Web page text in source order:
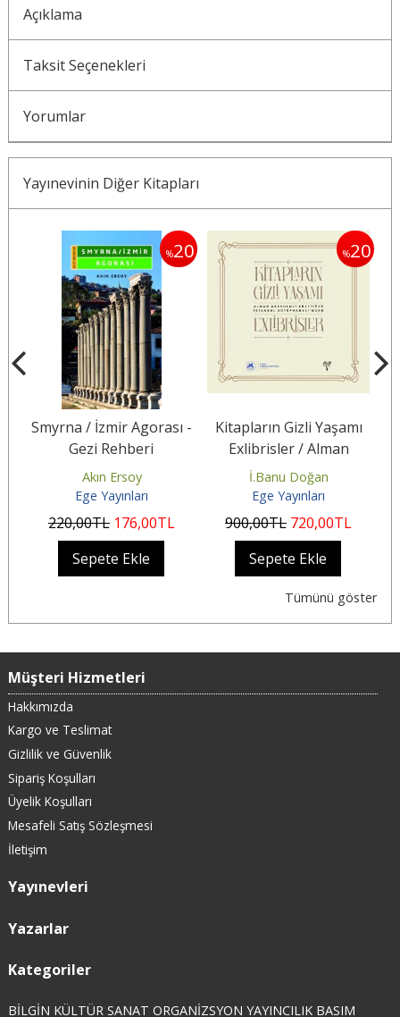
Açıklama
Taksit Seçenekleri
Yorumlar
Yayınevinin Diğer Kitapları
%20
Smyrna / İzmir Agorası -
Gezi Rehberi
Akın Ersoy
Ege Yayınları
220,00TL 176,00TL
Sepete Ekle
%20
Kitapların Gizli Yaşamı
Exlibrisler / Alman
Arkeoloji Enstitüsü
İstanbul...
İ.Banu Doğan
Ege Yayınları
900,00TL 720,00TL
Sepete Ekle
Tümünü göster
Müşteri Hizmetleri
Hakkımızda
Kargo ve Teslimat
Gizlilik ve Güvenlik
Sipariş Koşulları
Üyelik Koşulları
Mesafeli Satış Sözleşmesi
İletişim
Yayınevleri
Yazarlar
Kategoriler
BİLGİN KÜLTÜR SANAT ORGANİZSYON YAYINCILIK BASIM